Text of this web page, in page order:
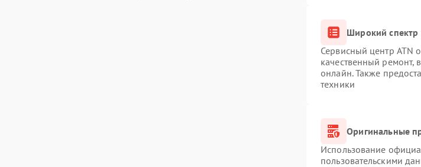
Широкий спектр
Сервисный центр ATN
качественный ремонт,
онлайн. Также
техники
Оригинальные
Использование
пользовательскими